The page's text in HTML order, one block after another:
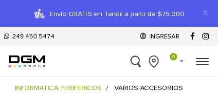
×
Envío GRATIS en Tandil a partir de $75.000
249 450 5474 INGRESAR
0
INFORMATICA PERIFERICOS VARIOS ACCESORIOS